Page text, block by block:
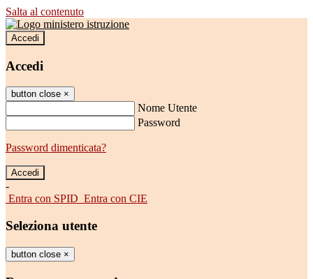
Salta al contenuto
Accedi
Accedi
button close ×
Nome Utente
Password
Password dimenticata?
-
Entra con SPID Entra con CIE
Seleziona utente
button close ×